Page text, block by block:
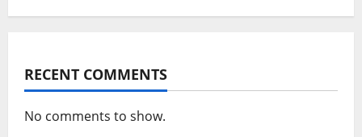
RECENT COMMENTS
No comments to show.